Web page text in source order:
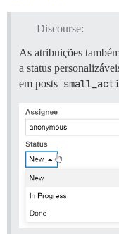
Discourse:
As atribuições
a status
em posts